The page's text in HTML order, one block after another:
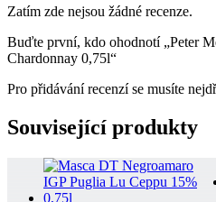
Zatím zde nejsou žádné recenze.
Buďte první, kdo ohodnotí „Peter
Chardonnay 0,75l“
Pro přidávání recenzí se musíte
Související produkty